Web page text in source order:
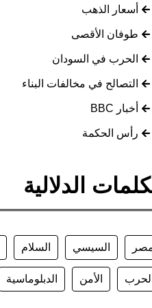
أسعار الذهب
طوفان الأقصى
الحرب في السودان
التصالح في مخالفات البناء
أخبار BBC
رأس الحكمة
الدلالية
السيسي السلام
الحرب الأمن الدبلوماسية